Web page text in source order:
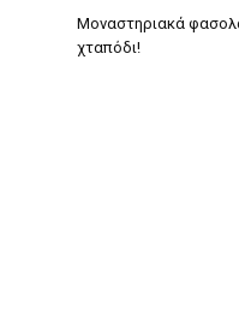
Μοναστηριακά
χταπόδι!